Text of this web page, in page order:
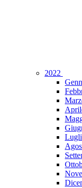
2022